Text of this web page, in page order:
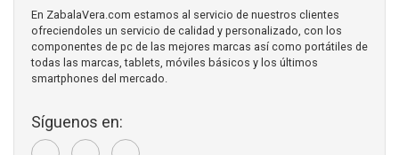
En ZabalaVera.com estamos al servicio de nuestros clientes
ofreciendoles un servicio de calidad y personalizado, con los
componentes de pc de las mejores marcas así como portátiles de
todas las marcas, tablets, móviles básicos y los últimos
smartphones del mercado.
Síguenos en: